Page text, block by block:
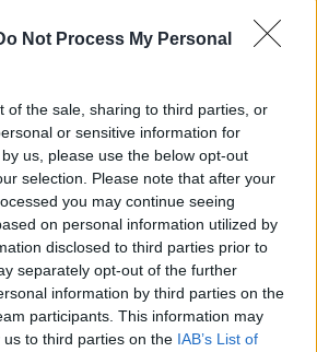
Not Process My Personal
of the sale, sharing to third parties, or
or sensitive information for
us, please use the below opt-out
selection. Please note that after your
you may continue seeing
on personal information utilized by
disclosed to third parties prior to
separately opt-out of the further
information by third parties on the
participants. This information may
to third parties on the IAB’s List of
Strzalińskich; Strzalińskie;